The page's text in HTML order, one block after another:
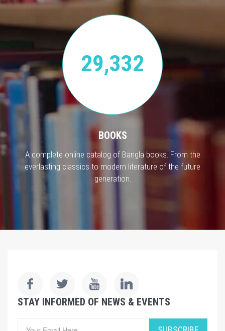
29,332
BOOKS
A complete online catalog of Bangla books. From the
everlasting classics to modern literature of the future
generation.
STAY INFORMED OF NEWS & EVENTS